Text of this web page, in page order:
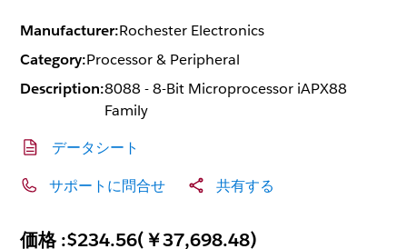
Manufacturer:Rochester Electronics
Category:Processor & Peripheral
Description:8088 - 8-Bit Microprocessor iAPX88
Family
データシート
サポートに問合せ 共有する
価格 :$234.56(￥37,698.48)